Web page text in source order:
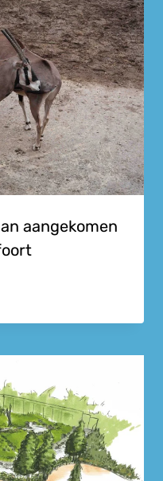
aangekomen